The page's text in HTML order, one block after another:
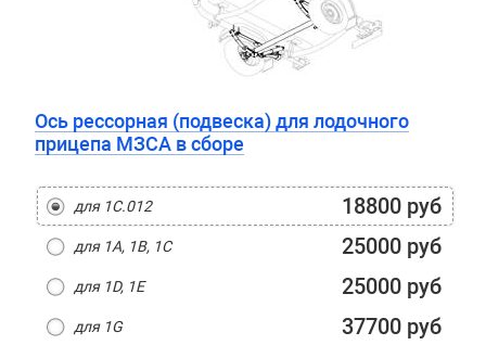
Ось рессорная (подвеска) для лодочного
прицепа МЗСА в сборе
для 1C.012 18800 руб
для 1A, 1B, 1C 25000 руб
для 1D, 1E 25000 руб
для 1G 37700 руб